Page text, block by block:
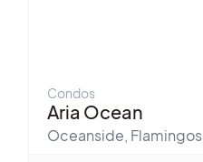
Condos
Aria Ocean
Oceanside, Flamingos